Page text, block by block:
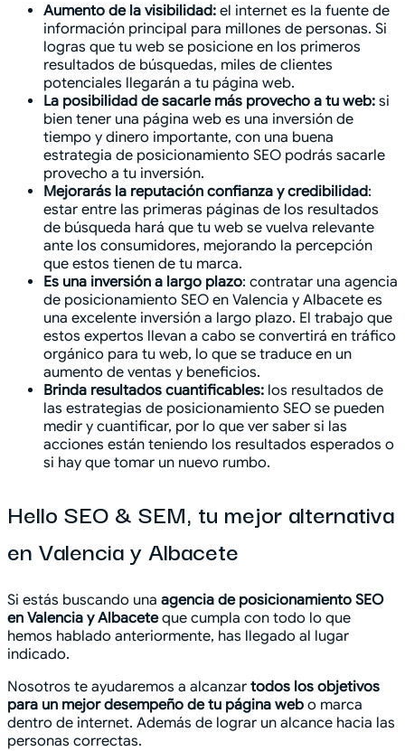
Aumento de la visibilidad: el internet es la fuente de
información principal para millones de personas. Si
logras que tu web se posicione en los primeros
resultados de búsquedas, miles de clientes
potenciales llegarán a tu página web.
La posibilidad de sacarle más provecho a tu web: si
bien tener una página web es una inversión de
tiempo y dinero importante, con una buena
estrategia de posicionamiento SEO podrás sacarle
provecho a tu inversión.
Mejorarás la reputación confianza y credibilidad:
estar entre las primeras páginas de los resultados
de búsqueda hará que tu web se vuelva relevante
ante los consumidores, mejorando la percepción
que estos tienen de tu marca.
Es una inversión a largo plazo: contratar una agencia
de posicionamiento SEO en Valencia y Albacete es
una excelente inversión a largo plazo. El trabajo que
estos expertos llevan a cabo se convertirá en tráfico
orgánico para tu web, lo que se traduce en un
aumento de ventas y beneficios.
Brinda resultados cuantificables: los resultados de
las estrategias de posicionamiento SEO se pueden
medir y cuantificar, por lo que ver saber si las
acciones están teniendo los resultados esperados o
si hay que tomar un nuevo rumbo.
Hello SEO & SEM, tu mejor alternativa
en Valencia y Albacete
Si estás buscando una agencia de posicionamiento SEO
en Valencia y Albaceteque cumpla con todo lo que
hemos hablado anteriormente, has llegado al lugar
indicado.
Nosotros te ayudaremos a alcanzar todos los objetivos
para un mejor desempeño de tu página web o marca
dentro de internet. Además de lograr un alcance hacia las
personas correctas.